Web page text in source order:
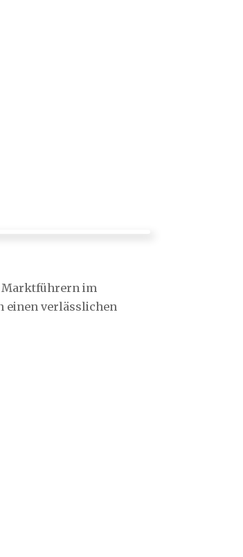
Marktführern im
einen verlässlichen